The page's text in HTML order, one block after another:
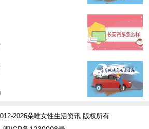
2026朵唯女性生活资讯 版权所有